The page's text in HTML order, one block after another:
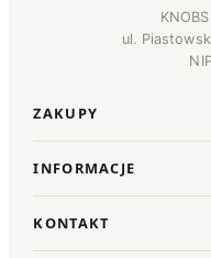
ul.
ZAKUPY
INFORMACJE
KONTAKT